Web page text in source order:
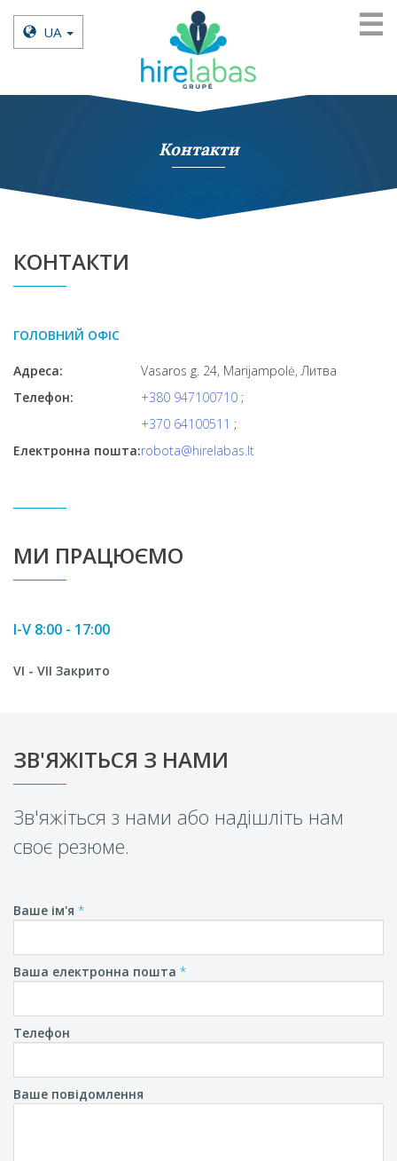
UA ☰
Контакти
КОНТАКТИ
ГОЛОВНИЙ ОФІС
Адреса:
Vasaros g. 24, Marijampolė, Литва
Телефон:
+380 947100710 ;
+370 64100511 ;
Eлектронна пошта:robota@hirelabas.lt
МИ ПРАЦЮЄМО
I-V 8:00 - 17:00
VI - VII Закрито
ЗВ'ЯЖІТЬСЯ З НАМИ
Зв'яжіться з нами або надішліть нам
своє резюме.
Ваше ім'я *
Ваша електронна пошта *
Телефон
Ваше повідомлення